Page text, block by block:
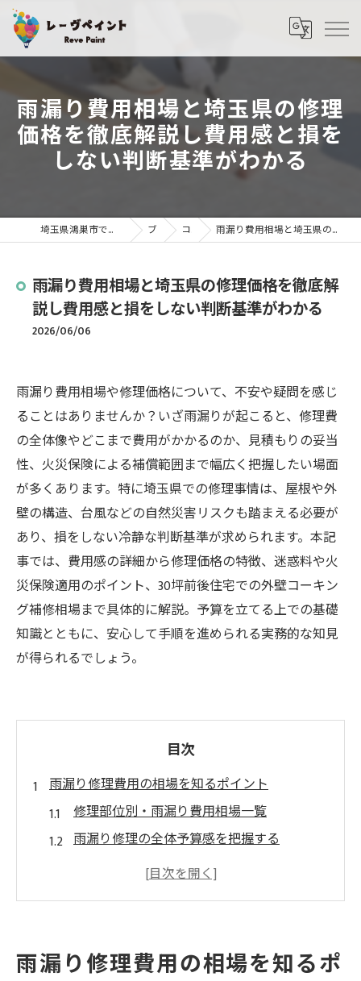
雨漏り費用相場と埼玉県の修理
価格を徹底解説し費用感と損を
しない判断基準がわかる
埼玉県鴻巣市で外壁塗装・屋根塗装ならレーヴペイント ブログ コラム 雨漏り費用相場と埼玉県の修理価格を徹底解説し費用感と損をしない判断基準がわかる
雨漏り費用相場と埼玉県の修理価格を徹底解
説し費用感と損をしない判断基準がわかる
2026/06/06
雨漏り費用相場や修理価格について、不安や疑問を感じ
ることはありませんか？いざ雨漏りが起こると、修理費
の全体像やどこまで費用がかかるのか、見積もりの妥当
性、火災保険による補償範囲まで幅広く把握したい場面
が多くあります。特に埼玉県での修理事情は、屋根や外
壁の構造、台風などの自然災害リスクも踏まえる必要が
あり、損をしない冷静な判断基準が求められます。本記
事では、費用感の詳細から修理価格の特徴、迷惑料や火
災保険適用のポイント、30坪前後住宅での外壁コーキン
グ補修相場まで具体的に解説。予算を立てる上での基礎
知識とともに、安心して手順を進められる実務的な知見
が得られるでしょう。
目次
雨漏り修理費用の相場を知るポイント
修理部位別・雨漏り費用相場一覧
雨漏り修理の全体予算感を把握する
部分補修と全面修理で費用はどう変わる？
火災保険で雨漏り修理は可能か徹底解説
火災保険で雨漏り修理が認められる条件一
雨漏り修理費用の相場を知るポ